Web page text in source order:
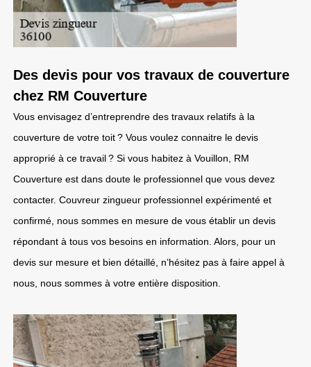
Des devis pour vos travaux de couverture
chez RM Couverture
Vous envisagez d’entreprendre des travaux relatifs à la
couverture de votre toit ? Vous voulez connaitre le devis
approprié à ce travail ? Si vous habitez à Vouillon, RM
Couverture est dans doute le professionnel que vous devez
contacter. Couvreur zingueur professionnel expérimenté et
confirmé, nous sommes en mesure de vous établir un devis
répondant à tous vos besoins en information. Alors, pour un
devis sur mesure et bien détaillé, n’hésitez pas à faire appel à
nous, nous sommes à votre entière disposition.